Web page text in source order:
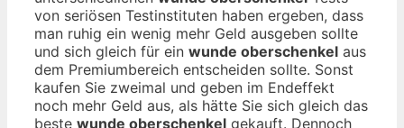
von seriösen Testinstituten haben ergeben, dass
man ruhig ein wenig mehr Geld ausgeben sollte
und sich gleich für ein wunde oberschenkel aus
dem Premiumbereich entscheiden sollte. Sonst
kaufen Sie zweimal und geben im Endeffekt
noch mehr Geld aus, als hätte Sie sich gleich das
beste wunde oberschenkel gekauft. Dennoch